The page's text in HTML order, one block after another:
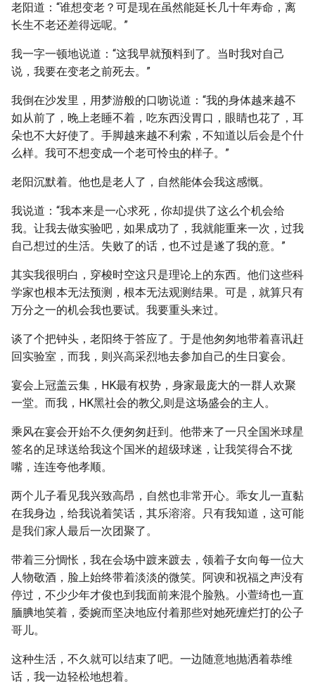
老阳道：“谁想变老？可是现在虽然能延长几十年寿命，离
长生不老还差得远呢。”
我一字一顿地说道：“这我早就预料到了。当时我对自己
说，我要在变老之前死去。”
我倒在沙发里，用梦游般的口吻说道：“我的身体越来越不
如从前了，晚上老睡不着，吃东西没胃口，眼睛也花了，耳
朵也不大好使了。手脚越来越不利索，不知道以后会是个什
么样。我可不想变成一个老可怜虫的样子。”
老阳沉默着。他也是老人了，自然能体会我这感慨。
我说道：“我本来是一心求死，你却提供了这么个机会给
我。让我去做实验吧，如果成功了，我就能重来一次，过我
自己想过的生活。失败了的话，也不过是遂了我的意。”
其实我很明白，穿梭时空这只是理论上的东西。他们这些科
学家也根本无法预测，根本无法观测结果。可是，就算只有
万分之一的机会我也要试。我要重头来过。
谈了个把钟头，老阳终于答应了。于是他匆匆地带着喜讯赶
回实验室，而我，则兴高采烈地去参加自己的生日宴会。
宴会上冠盖云集，HK最有权势，身家最庞大的一群人欢聚
一堂。而我，HK黑社会的教父,则是这场盛会的主人。
乘风在宴会开始不久便匆匆赶到。他带来了一只全国米球星
签名的足球送给我这个国米的超级球迷，让我笑得合不拢
嘴，连连夸他孝顺。
两个儿子看见我兴致高昂，自然也非常开心。乖女儿一直黏
在我身边，给我说着笑话，其乐溶溶。只有我知道，这可能
是我们家人最后一次团聚了。
带着三分惆怅，我在会场中踱来踱去，领着子女向每一位大
人物敬酒，脸上始终带着淡淡的微笑。阿谀和祝福之声没有
停过，不少少年才俊也到我面前来混个脸熟。小萱绮也一直
腼腆地笑着，委婉而坚决地应付着那些对她死缠烂打的公子
哥儿。
这种生活，不久就可以结束了吧。一边随意地抛洒着恭维
话，我一边轻松地想着。